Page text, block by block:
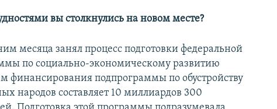
вы столкнулись на новом месте?
месяца занял процесс подготовки федеральной
по социально-экономическому развитию
финансирования подпрограммы по обустройству
народов составляет 10 миллиардов 300